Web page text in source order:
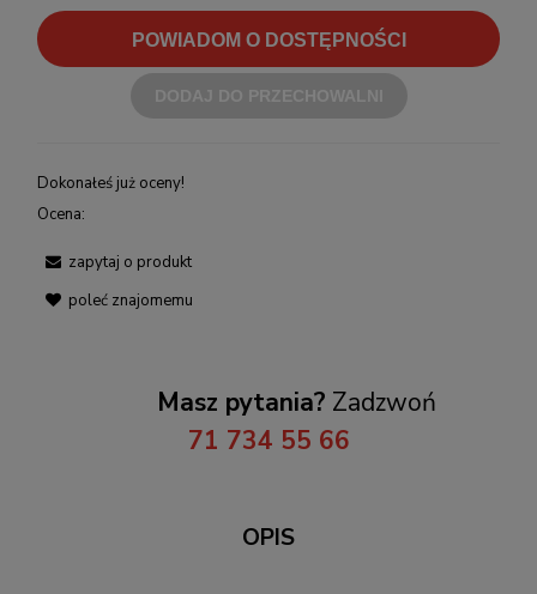
POWIADOM O DOSTĘPNOŚCI
Dokonałeś już oceny!
Ocena:
zapytaj o produkt
poleć znajomemu
Masz pytania? Zadzwoń
71 734 55 66
OPIS